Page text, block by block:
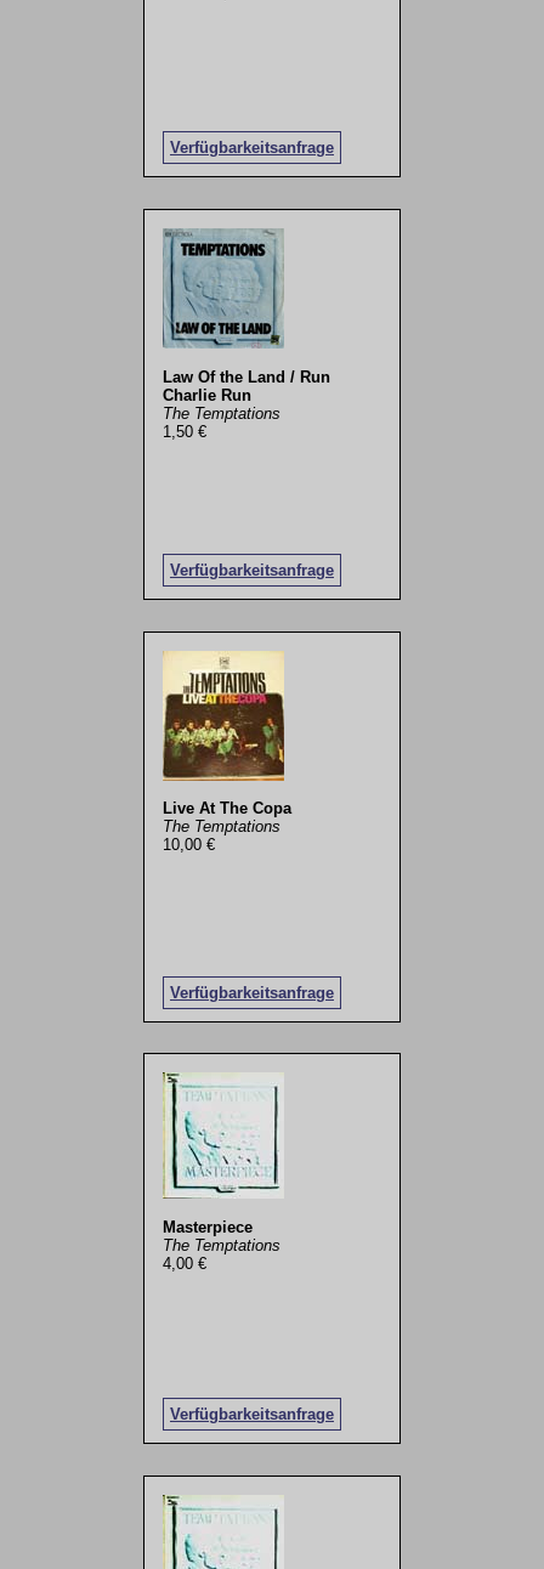
Verfügbarkeitsanfrage
Law Of the Land / Run
Charlie Run
The Temptations
1,50 €
Verfügbarkeitsanfrage
Live At The Copa
The Temptations
10,00 €
Verfügbarkeitsanfrage
Masterpiece
The Temptations
4,00 €
Verfügbarkeitsanfrage